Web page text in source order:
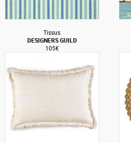
Tissus
DESIGNERS GUILD
105€